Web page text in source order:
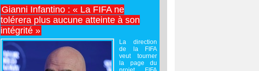
Gianni Infantino : « La FIFA ne
tolérera plus aucune atteinte à son
intégrité »
La direction
de la FIFA
veut tourner
la page du